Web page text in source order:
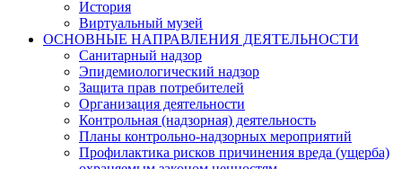
История
Виртуальный музей
ОСНОВНЫЕ НАПРАВЛЕНИЯ ДЕЯТЕЛЬНОСТИ
Санитарный надзор
Эпидемиологический надзор
Защита прав потребителей
Организация деятельности
Контрольная (надзорная) деятельность
Планы контрольно-надзорных мероприятий
Профилактика рисков причинения вреда (ущерба)